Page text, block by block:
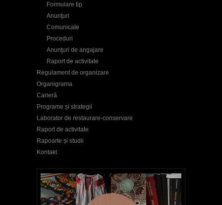
Formulare tip
Anunţuri
Comunicate
Proceduri
Anunţuri de angajare
Raport de activitate
Regulament de organizare
Organigrama
Carieră
Programe și strategii
Laborator de restaurare-conservare
Raport de activitate
Rapoarte și studii
Kontakt